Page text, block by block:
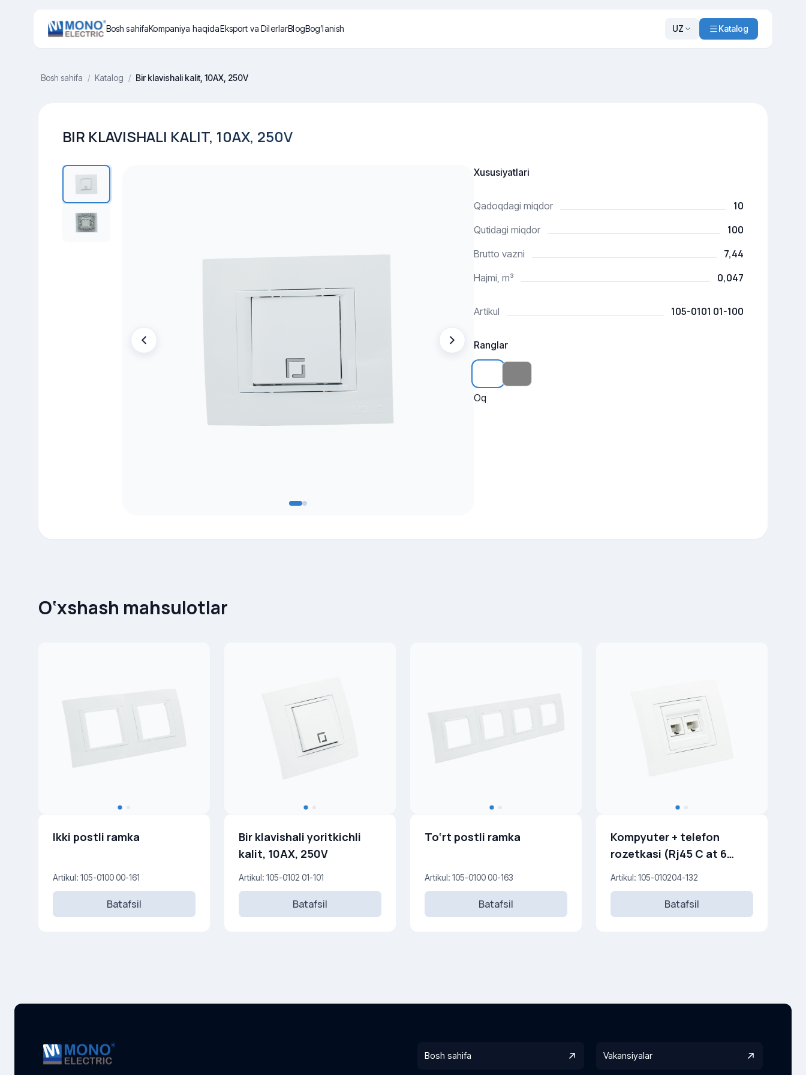
Bosh sahifaKompaniya haqidaEksport va DilerlarBlogBog’lanish UZ Katalog
Bosh sahifa / Katalog / Bir klavishali kalit, 10AX, 250V
BIR KLAVISHALI KALIT, 10AX, 250V
Xususiyatlari
Qadoqdagi miqdor 10
Qutidagi miqdor 100
Brutto vazni 7,44
Hajmi, m³ 0,047
Artikul 105-0101 01-100
Ranglar
Oq
O‘xshash mahsulotlar
Ikki postli ramka
Artikul: 105-0100 00-161
Batafsil
Bir klavishali yoritkichli
kalit, 10AX, 250V
Artikul: 105-0102 01-101
Batafsil
To‘rt postli ramka
Artikul: 105-0100 00-163
Batafsil
Kompyuter + telefon
rozetkasi (Rj45 C at 6
+Rj45 Cat 3 )
Artikul: 105-010204-132
Batafsil
Bosh sahifa Vakansiyalar